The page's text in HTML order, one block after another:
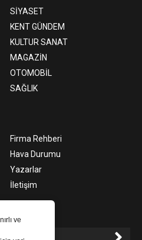
ve
SİYASET
KENT GÜNDEM
KULTUR SANAT
MAGAZİN
OTOMOBİL
SAĞLIK
Firma Rehberi
Hava Durumu
Yazarlar
İletişim